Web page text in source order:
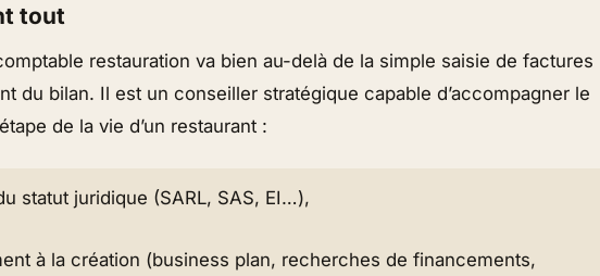
tout
restauration va bien au-delà de la simple saisie de factures
du bilan. Il est un conseiller stratégique capable d’accompagner le
de la vie d’un restaurant :
statut juridique (SARL, SAS, EI…),
à la création (business plan, recherches de financements,